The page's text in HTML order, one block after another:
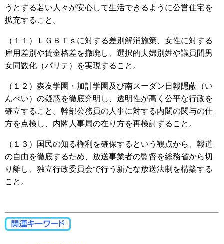
うとする若い人々が安心して生活できるように公営住宅を
拡充すること。
（１１）ＬＧＢＴｓに対する差別解消施策、女性に対する
雇用差別や賃金格差を撤廃し、選択的夫婦別姓や議員間男
女同数化（パリテ）を実現すること。
（１２）森友学園・加計学園及び南スーダン日報隠蔽（い
んぺい）の疑惑を徹底究明し、透明性が高く公平な行政を
確立すること。幹部公務員の人事に対する内閣の関与の仕
方を点検し、内閣人事局の在り方を再検討すること。
（１３）国民の知る権利を確保するという観点から、報道
の自由を徹底するため、放送事業者の監督を総務省から切
り離し、独立行政委員会で行う新たな放送法制を構築する
こと。